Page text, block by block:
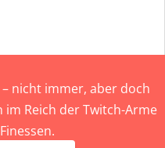
nicht immer, aber doch
Reich der Twitch-Arme